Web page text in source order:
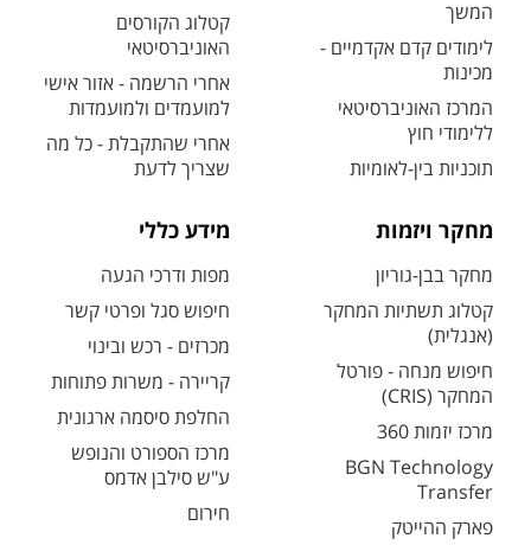
המשך
לימודים קדם אקדמיים -
מכינות
המרכז האוניברסיטאי
ללימודי חוץ
תוכניות בין-לאומיות
קטלוג הקורסים
האוניברסיטאי
אחרי הרשמה - אזור אישי
למועמדים ולמועמדות
אחרי שהתקבלת - כל מה
שצריך לדעת
מחקר ויזמות
מחקר בבן-גוריון
קטלוג תשתיות המחקר
(אנגלית)
חיפוש מנחה - פורטל
המחקר (CRIS)
מרכז יזמות 360
BGN Technology
Transfer
פארק ההייטק
מידע כללי
מפות ודרכי הגעה
חיפוש סגל ופרטי קשר
מכרזים - רכש ובינוי
קריירה - משרות פתוחות
החלפת סיסמה ארגונית
מרכז הספורט והנופש
ע"ש סילבן אדמס
חירום